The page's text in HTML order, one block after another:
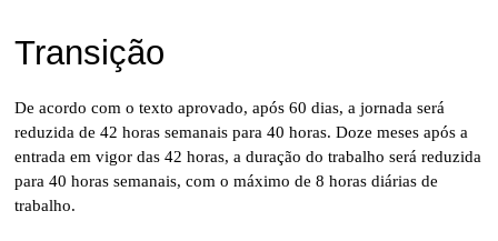
Transição
De acordo com o texto aprovado, após 60 dias, a jornada será
reduzida de 42 horas semanais para 40 horas. Doze meses após a
entrada em vigor das 42 horas, a duração do trabalho será reduzida
para 40 horas semanais, com o máximo de 8 horas diárias de
trabalho.